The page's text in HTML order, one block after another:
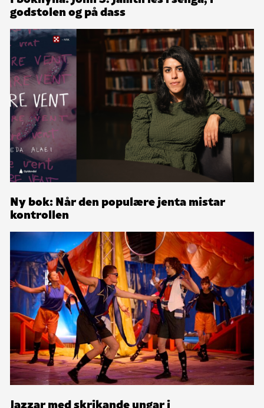
godstolen og på dass
Ny bok: Når den populære jenta mistar
kontrollen
Jazzar med skrikande ungar i